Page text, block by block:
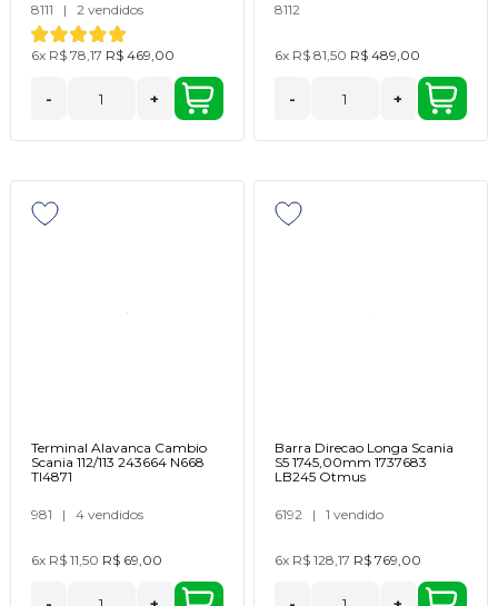
8111 | 2 vendidos
6x R$ 78,17 R$ 469,00
- +
8112
6x R$ 81,50 R$ 489,00
- +
Terminal Alavanca Cambio
Scania 112/113 243664 N668
TI4871
981 | 4 vendidos
6x R$ 11,50 R$ 69,00
Barra Direcao Longa Scania
S5 1745,00mm 1737683
LB245 Otmus
6192 | 1 vendido
6x R$ 128,17 R$ 769,00